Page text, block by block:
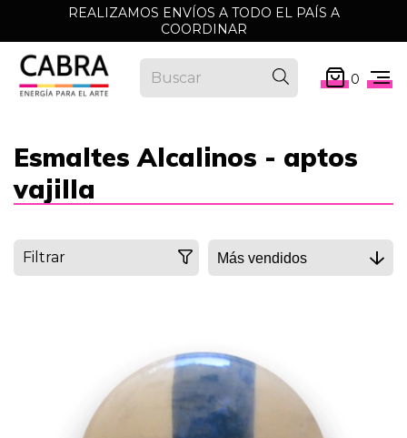
REALIZAMOS ENVÍOS A TODO EL PAÍS A
COORDINAR
0
Esmaltes Alcalinos - aptos
vajilla
Filtrar